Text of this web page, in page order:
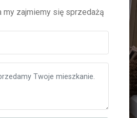
my zajmiemy się sprzedażą